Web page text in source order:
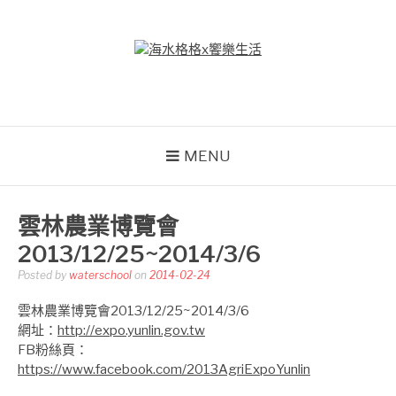
MENU
雲林農業博覽會
2013/12/25~2014/3/6
Posted by waterschool on 2014-02-24
雲林農業博覽會2013/12/25~2014/3/6
網址： http://expo.yunlin.gov.tw
FB粉絲頁：
https://www.facebook.com/2013AgriExpoYunlin